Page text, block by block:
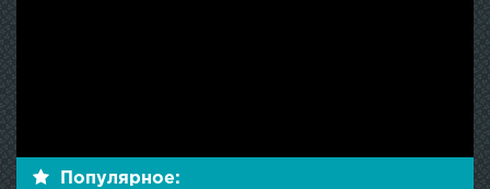
Популярное: